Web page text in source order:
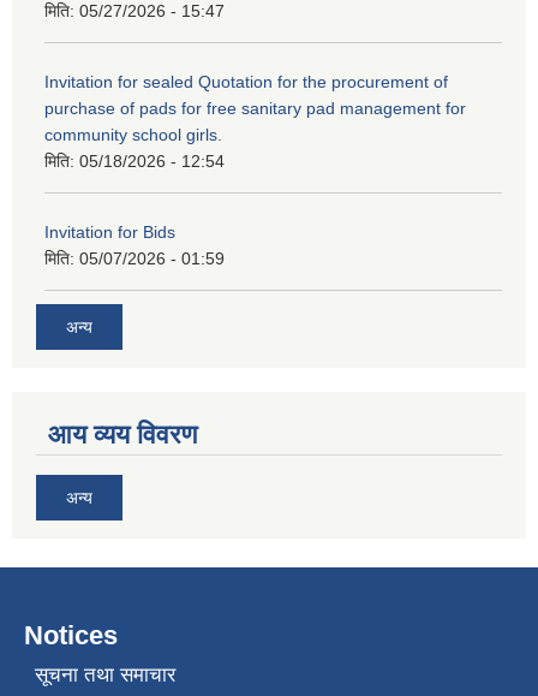
मिति: 05/27/2026 - 15:47
Invitation for sealed Quotation for the procurement of
purchase of pads for free sanitary pad management for
community school girls.
मिति: 05/18/2026 - 12:54
Invitation for Bids
मिति: 05/07/2026 - 01:59
अन्य
आय व्यय विवरण
अन्य
Notices
सूचना तथा समाचार